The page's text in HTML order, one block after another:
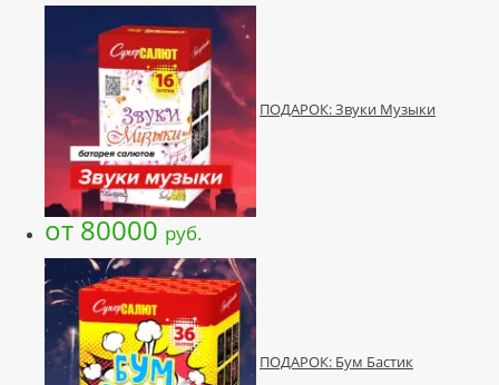
ПОДАРОК: Звуки Музыки
от 80000руб.
ПОДАРОК: Бум Бастик